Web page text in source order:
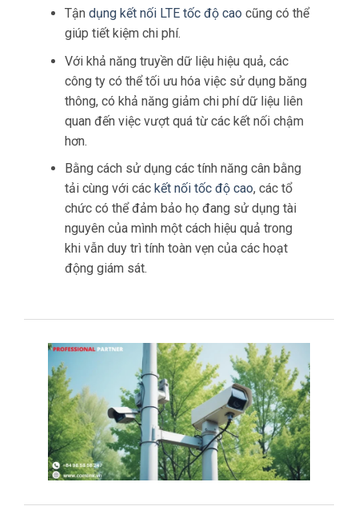
Trải nghiệm người dùng
Cân bằng tải góp phần trực tiếp vào trải nghiệm
người dùng tốt hơn cho nhân viên an ninh giám
sát nguồn cấp dữ liệu CCTV.
Truy cập nhanh hơn
Các nhóm an ninh có thể truy cập nguồn cấp
dữ liệu video trực tiếp một cách nhanh
chóng và đáng tin cậy.
Điều này rất quan trọng trong các trường hợp
khẩn cấp khi từng giây đều quan trọng.
Giảm độ trễ
mượt mà và phân tích thời gian thực.
Hiệu suất được cải thiện này giúp nhân viên
an ninh đưa ra quyết định kịp thời dựa trên
thông tin chính xác.